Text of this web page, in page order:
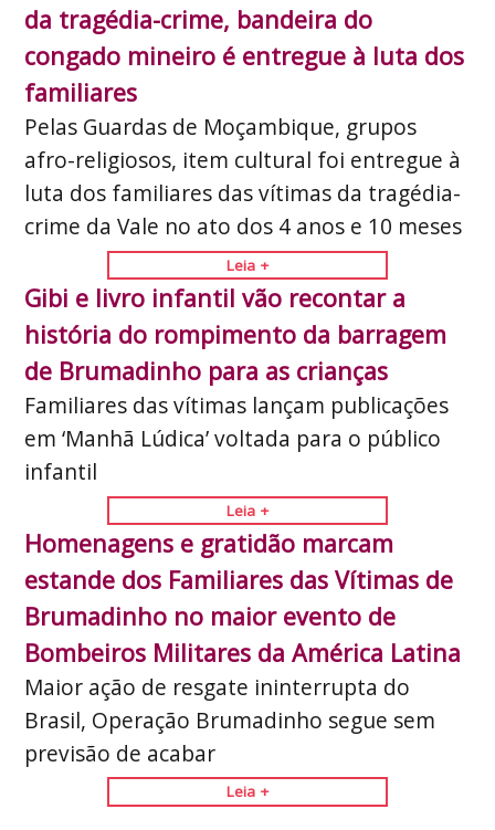
da tragédia-crime, bandeira do
congado mineiro é entregue à luta dos
familiares
Pelas Guardas de Moçambique, grupos
afro-religiosos, item cultural foi entregue à
luta dos familiares das vítimas da tragédia-
crime da Vale no ato dos 4 anos e 10 meses
Leia +
Gibi e livro infantil vão recontar a
história do rompimento da barragem
de Brumadinho para as crianças
Familiares das vítimas lançam publicações
em ‘Manhã Lúdica’ voltada para o público
infantil
Leia +
Homenagens e gratidão marcam
estande dos Familiares das Vítimas de
Brumadinho no maior evento de
Bombeiros Militares da América Latina
Maior ação de resgate ininterrupta do
Brasil, Operação Brumadinho segue sem
previsão de acabar
Leia +